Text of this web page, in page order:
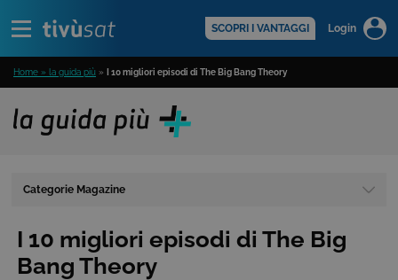
SCOPRI I VANTAGGI Login
Home » la guida più » I 10 migliori episodi di The Big Bang Theory
Categorie Magazine
I 10 migliori episodi di The Big
Bang Theory